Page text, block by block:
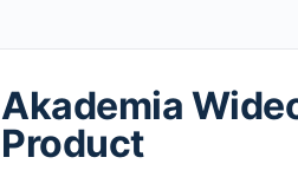
Akademia
Product